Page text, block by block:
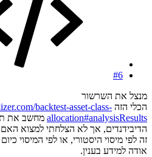
#6
מנצל את השרשור
הכלי הזה backtest-asset-class-
allocation#analysisResults מחשב את
זה לפי מיסוי היסטורי, או לפי המיסוי
אודה למידע בענין.